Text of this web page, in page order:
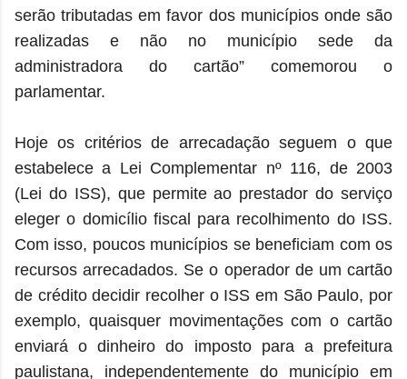
serão tributadas em favor dos municípios onde são
realizadas e não no município sede da
administradora do cartão” comemorou o
parlamentar.
Hoje os critérios de arrecadação seguem o que
estabelece a Lei Complementar nº 116, de 2003
(Lei do ISS), que permite ao prestador do serviço
eleger o domicílio fiscal para recolhimento do ISS.
Com isso, poucos municípios se beneficiam com os
recursos arrecadados. Se o operador de um cartão
de crédito decidir recolher o ISS em São Paulo, por
exemplo, quaisquer movimentações com o cartão
enviará o dinheiro do imposto para a prefeitura
paulistana, independentemente do município em